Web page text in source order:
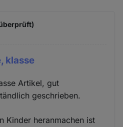
klasse
Artikel, gut
geschrieben.
Kinder heranmachen ist